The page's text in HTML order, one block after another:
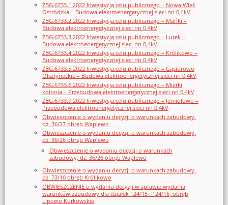
ZBG.6733.1.2022 Inwestycja celu publicznego – Nowa Wieś
Ostródzka – Budowa elektroenergetycznej sieci nn 0,4kV
ZBG.6733.2.2022 Inwestycja celu publicznego – Mańki –
Budowa elektroenergetycznej sieci nn 0,4kV
ZBG.6733.3.2022 Inwestycja celu publicznego – Lutek –
Budowa elektroenergetycznej sieci nn 0,4kV
ZBG.6733.4.2022 Inwestycja celu publicznego – Królikowo –
Budowa elektroenergetycznej sieci nn 0,4kV
ZBG.6733.5.2022 Inwestycja celu publicznego – Gąsiorowo
Olsztyneckie – Budowa elektroenergetycznej sieci nn 0,4kV
ZBG.6733.6.2022 Inwestycja celu publicznego – Mierki
kolonia – Przebudowa elektroenergetycznej sieci nn 0,4kV
ZBG.6733.7.2022 Inwestycja celu publicznego – Jemiołowo –
Przebudowa elektroenergetycznej sieci nn 0,4kV
Obwieszczenie o wydaniu decyzji o warunkach zabudowy,
dz. 36/27 obręb Waplewo
Obwieszczenie o wydaniu decyzji o warunkach zabudowy,
dz. 36/26 obręb Waplewo
Obwieszczenie o wydaniu decyzji o warunkach
zabudowy, dz. 36/26 obręb Waplewo
Obwieszczenie o wydaniu decyzji o warunkach zabudowy,
dz. 73/10 obręb Królikowo
OBWIESZCZENIE o wydaniu decyzji w sprawie wydania
warunków zabudowy dla działek 124/15 i 124/16, obręb
Lipowo Kurkowskie